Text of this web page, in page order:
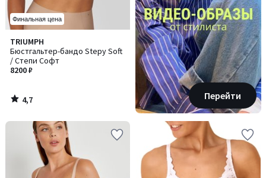
Финальная цена
TRIUMPH
Бюстгальтер-бандо Stepy Soft
/ Степи Софт
8200 ₽
4,7
/ 5
4,7
/
Перейти